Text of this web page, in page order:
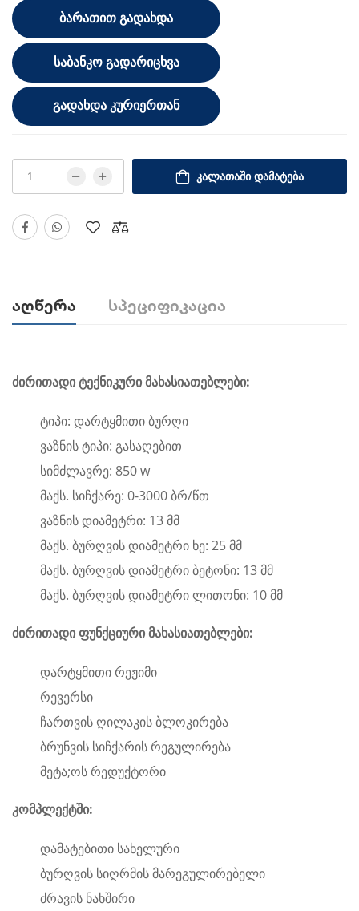
ᲑᲐᲠᲐᲗᲘᲗ ᲒᲐᲓᲐᲮᲓᲐ
ᲡᲐᲑᲐᲜᲙᲝ ᲒᲐᲓᲐᲠᲘᲪᲮᲕᲐ
ᲒᲐᲓᲐᲮᲓᲐ ᲙᲣᲠᲘᲔᲠᲗᲐᲜ
ᲙᲐᲚᲐᲗᲐᲨᲘ ᲓᲐᲛᲐᲢᲔᲑᲐ
Აღწერა Სპეციფიკაცია
ძირითადი ტექნიკური მახასიათებლები:
ტიპი: დარტყმითიბურღი
ვაზნის ტიპი: გასაღებით
სიმძლავრე: 850 w
მაქს. სიჩქარე: 0-3000 ბრ/წთ
ვაზნის დიამეტრი: 13 მმ
მაქს. ბურღვის დიამეტრი ხე: 25 მმ
მაქს. ბურღვის დიამეტრი ბეტონი: 13 მმ
მაქს. ბურღვის დიამეტრი ლითონი: 10 მმ
ძირითადი ფუნქციური მახასიათებლები:
დარტყმითი რეჟიმი
რევერსი
ჩართვის ღილაკის ბლოკირება
ბრუნვის სიჩქარის რეგულირება
მეტა;ოს რედუქტორი
კომპლექტში:
დამატებითი სახელური
ბურღვის სიღრმის მარეგულირებელი
ძრავის ნახშირი